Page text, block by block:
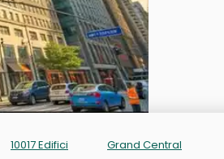
10017 Edifici Grand Central